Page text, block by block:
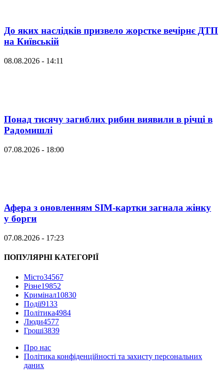
До яких наслідків призвело жорстке вечірнє ДТП
на Київській
08.08.2026 - 14:11
Понад тисячу загиблих рибин виявили в річці в
Радомишлі
07.08.2026 - 18:00
Афера з оновленням SIM-картки загнала жінку
у борги
07.08.2026 - 17:23
ПОПУЛЯРНІ КАТЕГОРІЇ
Місто34567
Різне19852
Кримінал10830
Події9133
Політика4984
Люди4577
Гроші3839
Про нас
Політика конфіденційності та захисту персональних
даних